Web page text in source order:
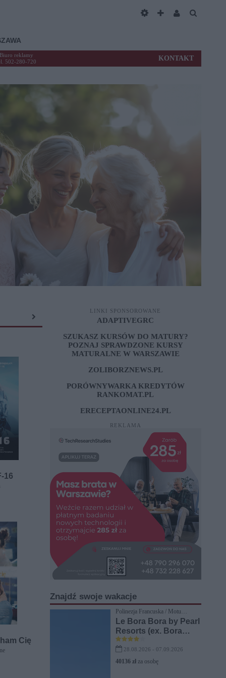
Biuro reklamy
502-280-720
KONTAKT
16
Cię
LINKI SPONSOROWANE
ADAPTIVEGRC
SZUKASZ KURSÓW DO MATURY?
POZNAJ SPRAWDZONE KURSY
MATURALNE W WARSZAWIE
ZOLIBORZNEWS.PL
PORÓWNYWARKA KREDYTÓW
RANKOMAT.PL
ERECEPTAONLINE24.PL
REKLAMA
Znajdź swoje wakacje
Polinezja Francuska / Motu
Tevairoa
Le Bora Bora by Pearl
Resorts (ex. Bora
Bora Pearl Beach
Resort)
28.08.2026 - 07.09.2026
40136 zł za osobę